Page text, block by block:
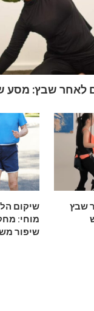
לאחר שבץ: מסע
שיקום
מוחי:
שיפור
שבץ